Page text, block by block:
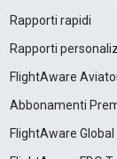
Rapporti rapidi
Rapporti
FlightAware
Abbonamenti
FlightAware Global